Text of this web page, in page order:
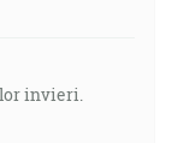
invieri.